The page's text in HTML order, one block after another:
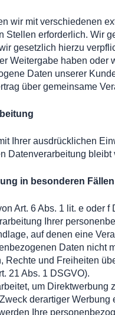
wir mit verschiedenen
Stellen erforderlich. Wir
gesetzlich hierzu
Weitergabe haben
Daten unserer
über gemeinsame
Ihrer ausdrücklichen
Datenverarbeitung bleibt
in besonderen
Art. 6 Abs. 1 lit. e oder
Ihrer
auf denen eine
Daten
Rechte und Freiheiten
21 Abs. 1 DSGVO).
um
derartiger
Ihre